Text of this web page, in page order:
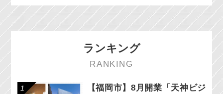
ランキング
RANKING
【福岡市】8月開業「天神ビジ